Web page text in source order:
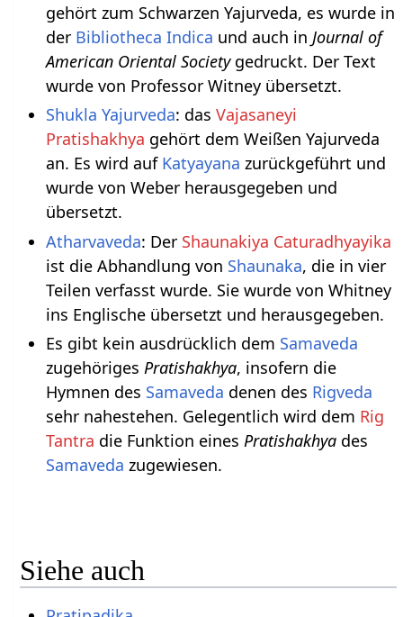
gehört zum Schwarzen Yajurveda, es wurde in
der Bibliotheca Indica und auch in Journal of
American Oriental Societygedruckt. Der Text
wurde von Professor Witney übersetzt.
Shukla Yajurveda: das Vajasaneyi
Pratishakhya gehört dem Weißen Yajurveda
an. Es wird auf Katyayana zurückgeführt und
wurde von Weber herausgegeben und
übersetzt.
Atharvaveda: Der Shaunakiya Caturadhyayika
ist die Abhandlung von Shaunaka, die in vier
Teilen verfasst wurde. Sie wurde von Whitney
ins Englische übersetzt und herausgegeben.
Es gibt kein ausdrücklich dem Samaveda
zugehöriges Pratishakhya, insofern die
Hymnen des Samaveda denen des Rigveda
sehr nahestehen. Gelegentlich wird dem Rig
Tantra die Funktion eines Pratishakhyades
Samaveda zugewiesen.
Siehe auch